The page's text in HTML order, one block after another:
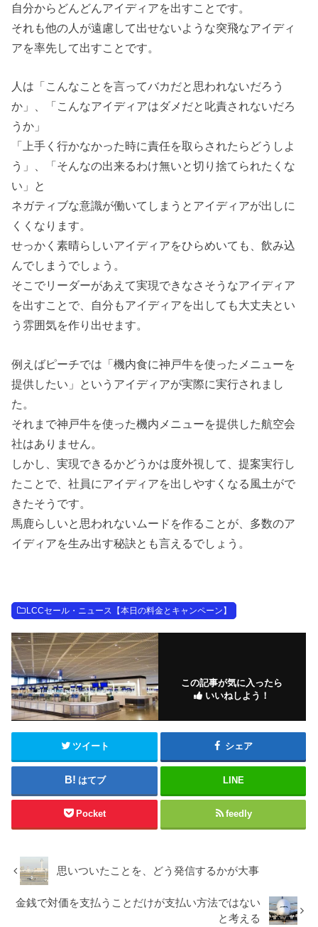
自分からどんどんアイディアを出すことです。
それも他の人が遠慮して出せないような突飛なアイディ
アを率先して出すことです。
人は「こんなことを言ってバカだと思われないだろう
か」、「こんなアイディアはダメだと叱責されないだろ
うか」
「上手く行かなかった時に責任を取らされたらどうしよ
う」、「そんなの出来るわけ無いと切り捨てられたくな
い」と
ネガティブな意識が働いてしまうとアイディアが出しに
くくなります。
せっかく素晴らしいアイディアをひらめいても、飲み込
んでしまうでしょう。
そこでリーダーがあえて実現できなさそうなアイディア
を出すことで、自分もアイディアを出しても大丈夫とい
う雰囲気を作り出せます。
例えばピーチでは「機内食に神戸牛を使ったメニューを
提供したい」というアイディアが実際に実行されまし
た。
それまで神戸牛を使った機内メニューを提供した航空会
社はありません。
しかし、実現できるかどうかは度外視して、提案実行し
たことで、社員にアイディアを出しやすくなる風土がで
きたそうです。
馬鹿らしいと思われないムードを作ることが、多数のア
イディアを生み出す秘訣とも言えるでしょう。
LCCセール・ニュース【本日の料金とキャンペーン】
この記事が気に入ったら
いいねしよう！
ツイート シェア
はてブ LINE
Pocket feedly
思いついたことを、どう発信するかが大事
金銭で対価を支払うことだけが支払い方法ではない
と考える